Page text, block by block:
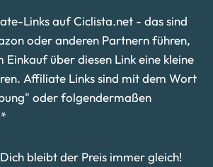
Links auf Ciclista.net - das sind
oder anderen Partnern führen,
Einkauf über diesen Link eine kleine
Affiliate Links sind mit dem Wort
oder folgendermaßen
bleibt der Preis immer gleich!